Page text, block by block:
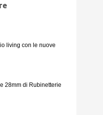
living con le nuove
28mm di Rubinetterie